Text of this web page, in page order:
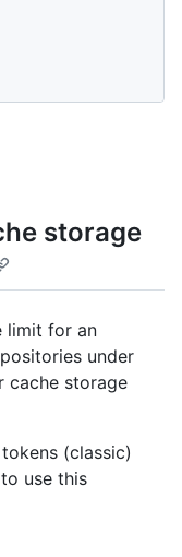
storage
limit for an
under
cache storage
(classic)
use this